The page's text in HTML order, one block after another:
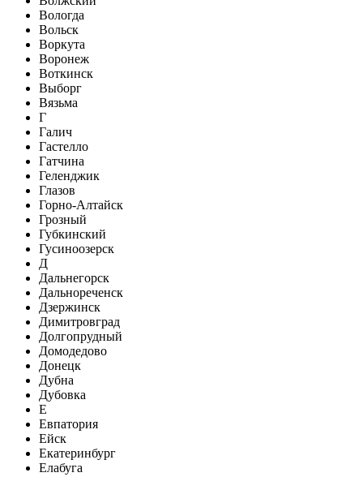
Вологда
Вольск
Воркута
Воронеж
Воткинск
Выборг
Вязьма
Г
Галич
Гастелло
Гатчина
Геленджик
Глазов
Горно-Алтайск
Грозный
Губкинский
Гусиноозерск
Д
Дальнегорск
Дальнореченск
Дзержинск
Димитровград
Долгопрудный
Домодедово
Донецк
Дубна
Дубовка
Е
Евпатория
Ейск
Екатеринбург
Елабуга